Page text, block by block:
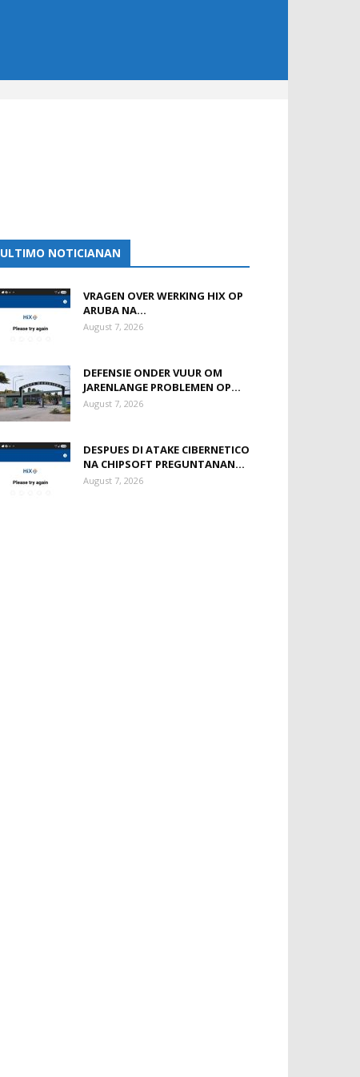
ULTIMO NOTICIANAN
VRAGEN OVER WERKING HIX OP
ARUBA NA...
August 7, 2026
DEFENSIE ONDER VUUR OM
JARENLANGE PROBLEMEN OP...
August 7, 2026
DESPUES DI ATAKE CIBERNETICO
NA CHIPSOFT PREGUNTANAN...
August 7, 2026